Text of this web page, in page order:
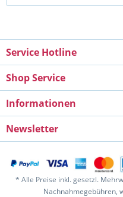
Service Hotline
Shop Service
Informationen
Newsletter
* Alle Preise inkl. gesetzl.
Nachnahmegebühren,